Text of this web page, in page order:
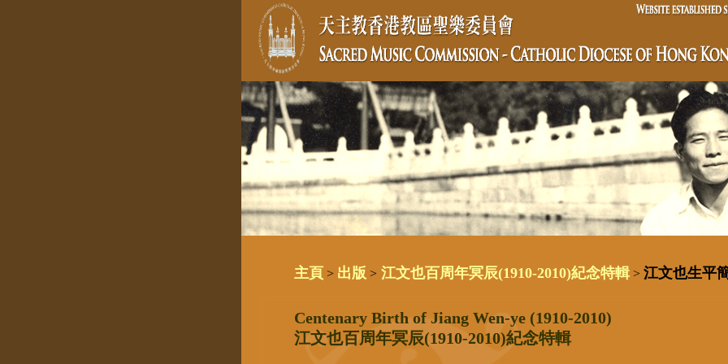
主頁 > 出版 > 江文也百周年冥辰(1910-2010)紀念特輯 > 江文也生平
Centenary Birth of Jiang Wen-ye (1910-2010)
江文也百周年冥辰(1910-2010)紀念特輯